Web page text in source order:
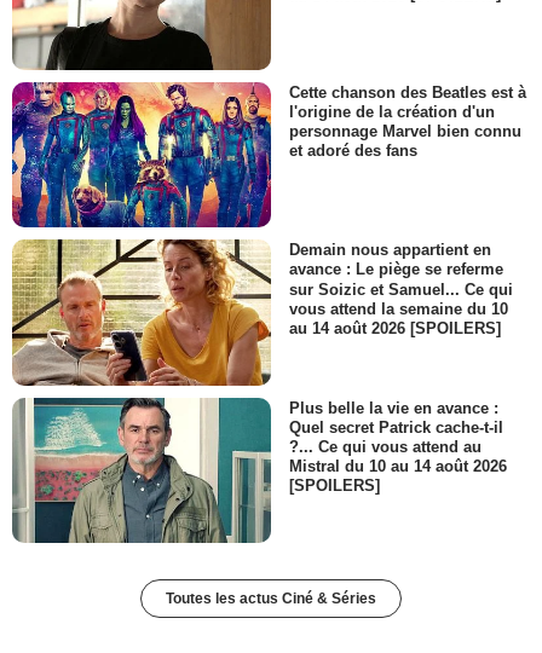
Cette chanson des Beatles est à
l'origine de la création d'un
personnage Marvel bien connu
et adoré des fans
Demain nous appartient en
avance : Le piège se referme
sur Soizic et Samuel... Ce qui
vous attend la semaine du 10
au 14 août 2026 [SPOILERS]
Plus belle la vie en avance :
Quel secret Patrick cache-t-il
?... Ce qui vous attend au
Mistral du 10 au 14 août 2026
[SPOILERS]
Toutes les actus Ciné & Séries